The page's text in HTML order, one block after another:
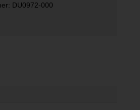
DU0972-000